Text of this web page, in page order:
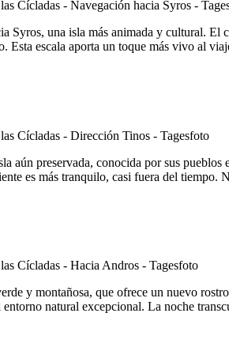
Syros, una isla más animada y cultural. El
Esta escala aporta un toque más vivo al
aún preservada, conocida por sus
es más tranquilo, casi fuera del tiempo.
y montañosa, que ofrece un nuevo
natural excepcional. La noche